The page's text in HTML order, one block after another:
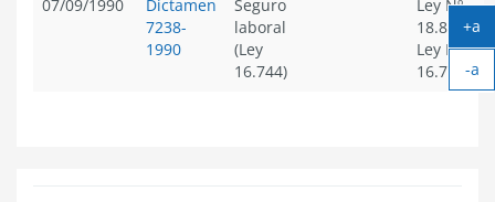
07/09/1990
Dictamen
7238-
1990
Seguro
laboral
(Ley
16.744)
Ley Nº
18.896;
Ley Nº
16.744
+a
-a